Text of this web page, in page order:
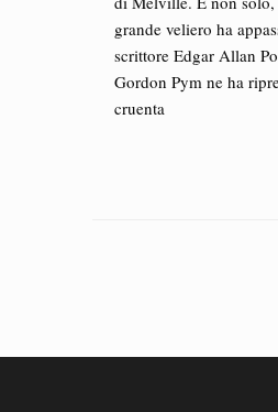
grande veliero ha
scrittore Edgar Allan
Gordon Pym ne ha
cruenta